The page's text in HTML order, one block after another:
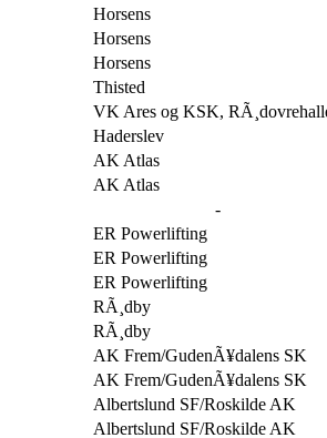
Horsens
Horsens
Horsens
Thisted
VK Ares og KSK,
Haderslev
AK Atlas
AK Atlas
-
ER Powerlifting
ER Powerlifting
ER Powerlifting
RÃ¸dby
RÃ¸dby
AK Frem/GudenÃ¥dalens SK
AK Frem/GudenÃ¥dalens SK
Albertslund SF/Roskilde AK
Albertslund SF/Roskilde AK